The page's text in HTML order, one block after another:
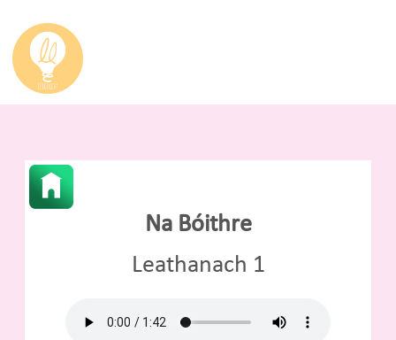
Na Bóithre
Leathanach 1